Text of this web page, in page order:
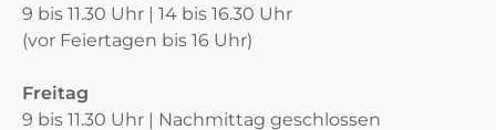
9 bis 11.30 Uhr | 14 bis 16.30 Uhr
(vor Feiertagen bis 16 Uhr)
Freitag
9 bis 11.30 Uhr | Nachmittag geschlossen